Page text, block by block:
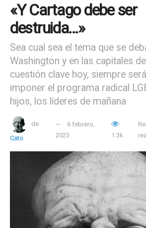
«Y Cartago debe ser
destruida…»
Sea cual sea el tema que se
Washington y en las capitales
cuestión clave hoy, siempre
imponer el programa radical
hijos, los líderes de mañana
de
Cato
6 febrero,
2023
1.3k